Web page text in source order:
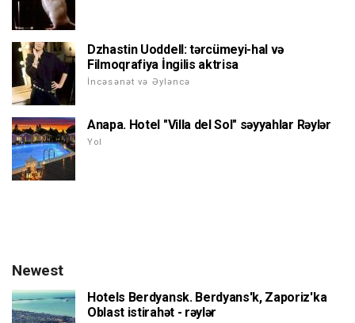
Dzhastin Uoddell: tərcümeyi-hal və
Filmoqrafiya İngilis aktrisa
İncəsənət və Əyləncə
Anapa. Hotel "Villa del Sol" səyyahlar Rəylər
Yol
Newest
Hotels Berdyansk. Berdyans'k, Zaporiz'ka
Oblast istirahət - rəylər